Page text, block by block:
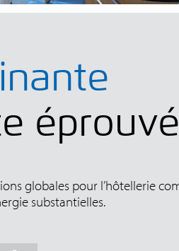
globales pour l’hôtellerie
substantielles.